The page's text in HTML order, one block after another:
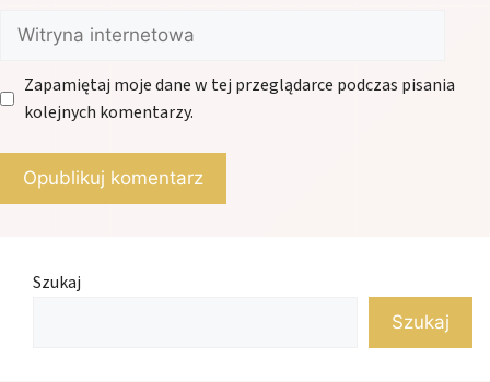
Witryna
internetowa
Zapamiętaj moje dane w tej przeglądarce podczas pisania
kolejnych komentarzy.
Szukaj
Szukaj